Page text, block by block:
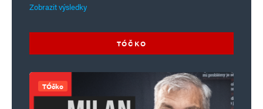
Zobrazit výsledky
TÓČKO
TÓčko